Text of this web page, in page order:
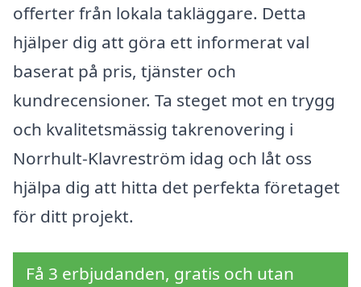
offerter från lokala takläggare. Detta
hjälper dig att göra ett informerat val
baserat på pris, tjänster och
kundrecensioner. Ta steget mot en trygg
och kvalitetsmässig takrenovering i
Norrhult-Klavreström idag och låt oss
hjälpa dig att hitta det perfekta företaget
för ditt projekt.
Få 3 erbjudanden, gratis och utan